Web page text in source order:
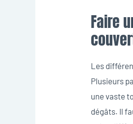
Faire
Les
Plusieurs
une vaste
dégâts. Il